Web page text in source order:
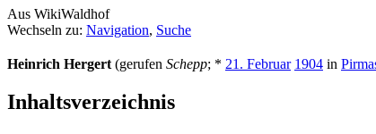
Aus WikiWaldhof
Wechseln zu: Navigation, Suche
Heinrich Hergert (gerufen Schepp; * 21. Februar 1904 in
Inhaltsverzeichnis